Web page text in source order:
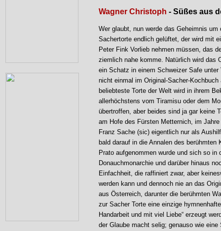
Wagner Christoph - Süßes aus
Wer glaubt, nun werde das Geheimnis um
Sachertorte endlich gelüftet, der wird mit
Peter Fink Vorlieb nehmen müssen, das
ziemlich nahe komme. Natürlich wird das
ein Schatz in einem Schweizer Safe unter
nicht einmal im Original-Sacher-Kochbuch
beliebteste Torte der Welt wird in ihrem
allerhöchstens vom Tiramisu oder dem
übertroffen, aber beides sind ja gar keine
am Hofe des Fürsten Metternich, im
Franz Sache (sic) eigentlich nur als
bald darauf in die Annalen des berühmten
Prato aufgenommen wurde und sich so in
Donauchmonarchie und darüber hinaus
Einfachheit, die raffiniert zwar, aber
werden kann und dennoch nie an das
aus Österreich, darunter die berühmten
zur Sacher Torte eine einzige
Handarbeit und mit viel Liebe“ erzeugt
der Glaube macht selig; genauso wie